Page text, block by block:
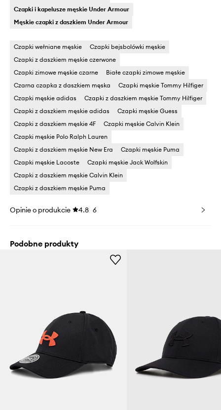
Czapki i kapelusze męskie Under Armour
Męskie czapki z daszkiem Under Armour
Czapki wełniane męskie
Czapki bejsbolówki męskie
Czapki z daszkiem męskie czerwone
Czapki zimowe męskie czarne
Białe czapki zimowe męskie
Czarna czapka z daszkiem męska
Czapki męskie Tommy Hilfiger
Czapki męskie adidas
Czapki z daszkiem męskie Tommy Hilfiger
Czapki z daszkiem męskie adidas
Czapki męskie Guess
Czapki z daszkiem męskie 4F
Czapki męskie Calvin Klein
Czapki męskie Polo Ralph Lauren
Czapki z daszkiem męskie New Era
Czapki męskie Puma
Czapki męskie Lacoste
Czapki męskie Jack Wolfskin
Czapki z daszkiem męskie Calvin Klein
Czapki z daszkiem męskie Puma
Opinie o produkcie 4.8 6
Podobne produkty